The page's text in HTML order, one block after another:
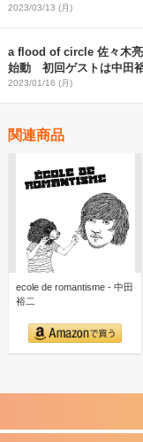
2023/03/13 (月)
a flood of circle 佐々木亮
始動 初回ゲストは中田
2023/01/16 (月)
関連商品
ecole de romantisme - 中田
裕二